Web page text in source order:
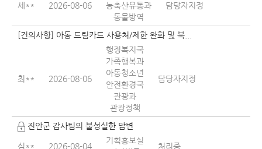
세** 2026-08-06
농축산유통과
동물방역
담당자지정
[건의사항] 아동 드림카드 사용처/제한 완화 및 북...
최** 2026-08-06
행정복지국
가족행복과
아동청소년
안전환경국
관광과
관광정책
담당자지정
진안군 감사팀의 불성실한 답변
심** 2026-08-04
기획홍보실
처리중